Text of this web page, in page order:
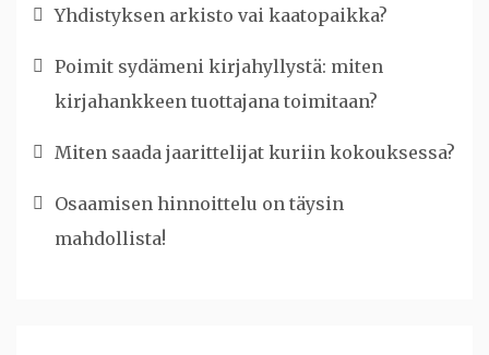
Yhdistyksen arkisto vai kaatopaikka?
Poimit sydämeni kirjahyllystä: miten
kirjahankkeen tuottajana toimitaan?
Miten saada jaarittelijat kuriin kokouksessa?
Osaamisen hinnoittelu on täysin
mahdollista!